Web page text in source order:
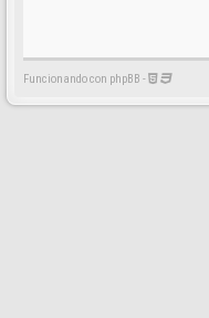
Funcionando con phpBB -